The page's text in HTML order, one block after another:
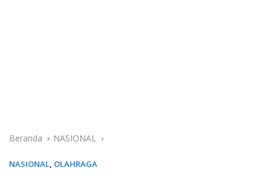
Beranda NASIONAL
NASIONAL, OLAHRAGA